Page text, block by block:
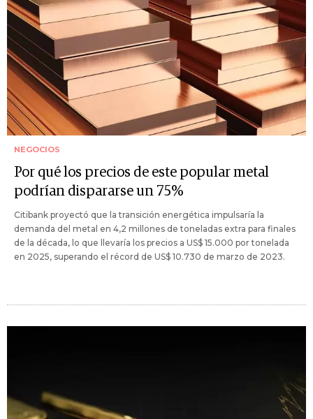
NEGOCIOS
Por qué los precios de este popular metal
podrían dispararse un 75%
Citibank proyectó que la transición energética impulsaría la
demanda del metal en 4,2 millones de toneladas extra para finales
de la década, lo que llevaría los precios a US$ 15.000 por tonelada
en 2025, superando el récord de US$ 10.730 de marzo de 2023.